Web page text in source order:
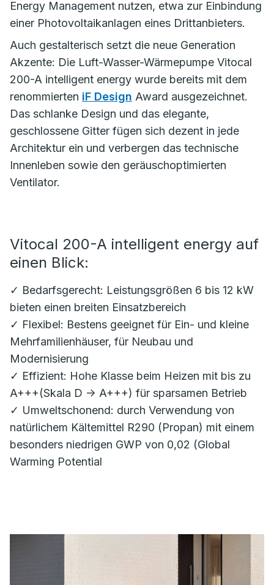
Energy Management nutzen, etwa zur Einbindung
einer Photovoltaikanlagen eines Drittanbieters.
Auch gestalterisch setzt die neue Generation
Akzente: Die Luft-Wasser-Wärmepumpe Vitocal
200-A intelligent energy wurde bereits mit dem
renommierten iF Design Award ausgezeichnet.
Das schlanke Design und das elegante,
geschlossene Gitter fügen sich dezent in jede
Architektur ein und verbergen das technische
Innenleben sowie den geräuschoptimierten
Ventilator.
Vitocal 200-A intelligent energy auf
einen Blick:
✓ Bedarfsgerecht: Leistungsgrößen 6 bis 12 kW
bieten einen breiten Einsatzbereich
✓ Flexibel: Bestens geeignet für Ein- und kleine
Mehrfamilienhäuser, für Neubau und
Modernisierung
✓ Effizient: Hohe Klasse beim Heizen mit bis zu
A+++(Skala D -> A+++) für sparsamen Betrieb
✓ Umweltschonend: durch Verwendung von
natürlichem Kältemittel R290 (Propan) mit einem
besonders niedrigen GWP von 0,02 (Global
Warming Potential